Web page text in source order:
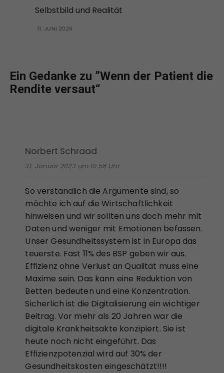
Selbstbild und Realität
11. JUNI 2026
Ein Gedanke zu ”Wenn der Patient die
Rendite versaut“
Norbert Schraad
31. Januar 2023 um 10:58 Uhr
So verständlich die Argumente sind, so
möchte ich auf die Wirtschaftlichkeit
hinweisen und wir sollten uns doch mehr mit
Daten und weniger mit Emotionen befassen.
Unser Gesundheitssystem ist in Europa das
teuerste. Fast 11% des BSP geben wir aus.
Effizienz ohne Verlust an Qualität muss eine
Maxime sein. Das kann eine Reduktion von
Betten bedeuten und eine Konzentration.
Sicherlich ist die Digitalisierung ein wichtiger
Beitrag. Vor mehr als 20 Jahren war die
digitale Krankheitsakte konzipiert. Sie ist
heute noch nicht eingeführt. Das
Effizienzpotenzial wird auf 30% der
Gesundheitskosten eingeschätzt!!!!